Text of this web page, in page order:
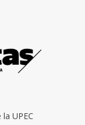
UPEC